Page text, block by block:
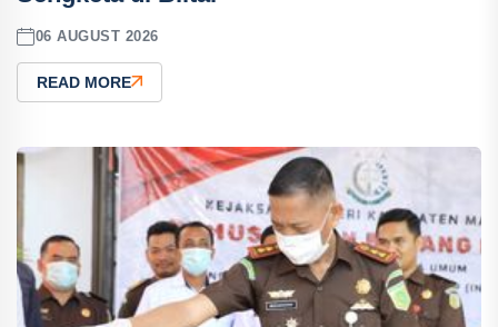
06 AUGUST 2026
READ MORE